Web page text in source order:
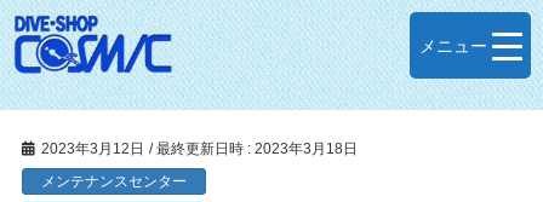
メニュー
2023年3月12日 / 最終更新日時 : 2023年3月18日
メンテナンスセンター